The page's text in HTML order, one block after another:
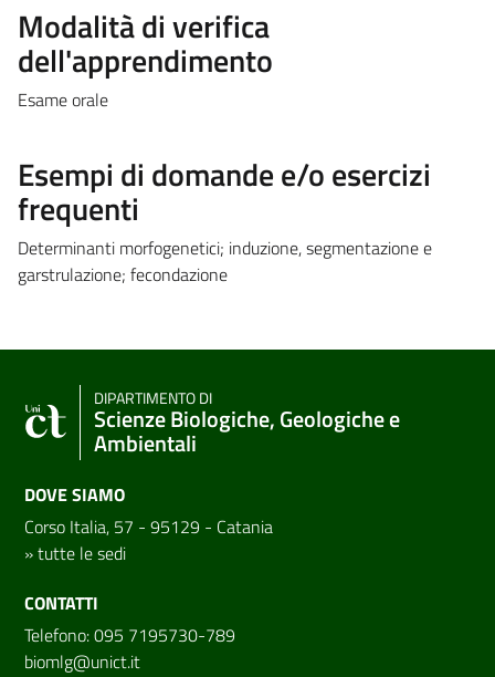
Modalità di verifica
dell'apprendimento
Esame orale
Esempi di domande e/o esercizi
frequenti
Determinanti morfogenetici; induzione, segmentazione e
garstrulazione; fecondazione
DIPARTIMENTO DI
Scienze Biologiche, Geologiche e
Ambientali
DOVE SIAMO
Corso Italia, 57 - 95129 - Catania
»tutte le sedi
CONTATTI
Telefono: 095 7195730-789
biomlg@unict.it